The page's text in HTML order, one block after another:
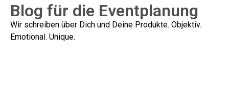
Blog für die Eventplanung
Wir schreiben über Dich und Deine Produkte. Objektiv.
Emotional. Unique.